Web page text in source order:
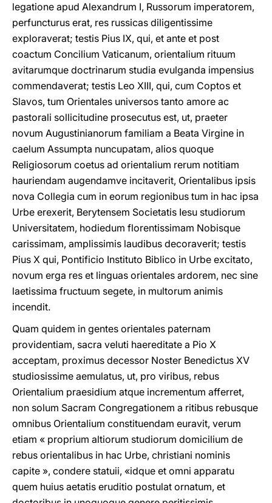
legatione apud Alexandrum I, Russorum imperatorem,
perfuncturus erat, res russicas diligentissime
exploraverat; testis Pius IX, qui, et ante et post
coactum Concilium Vaticanum, orientalium rituum
avitarumque doctrinarum studia evulganda impensius
commendaverat; testis Leo XIII, qui, cum Coptos et
Slavos, tum Orientales universos tanto amore ac
pastorali sollicitudine prosecutus est, ut, praeter
novum Augustinianorum familiam a Beata Virgine in
caelum Assumpta nuncupatam, alios quoque
Religiosorum coetus ad orientalium rerum notitiam
hauriendam augendamve incitaverit, Orientalibus ipsis
nova Collegia cum in eorum regionibus tum in hac ipsa
Urbe erexerit, Berytensem Societatis Iesu studiorum
Universitatem, hodiedum florentissimam Nobisque
carissimam, amplissimis laudibus decoraverit; testis
Pius X qui, Pontificio Instituto Biblico in Urbe excitato,
novum erga res et linguas orientales ardorem, nec sine
laetissima fructuum segete, in multorum animis
incendit.
Quam quidem in gentes orientales paternam
providentiam, sacra veluti haereditate a Pio X
acceptam, proximus decessor Noster Benedictus XV
studiosissime aemulatus, ut, pro viribus, rebus
Orientalium praesidium atque incrementum afferret,
non solum Sacram Congregationem a ritibus rebusque
omnibus Orientalium constituendam euravit, verum
etiam « proprium altiorum studiorum domicilium de
rebus orientalibus in hac Urbe, christiani nominis
capite », condere statuii, «idque et omni apparatu
quem huius aetatis eruditio postulat ornatum, et